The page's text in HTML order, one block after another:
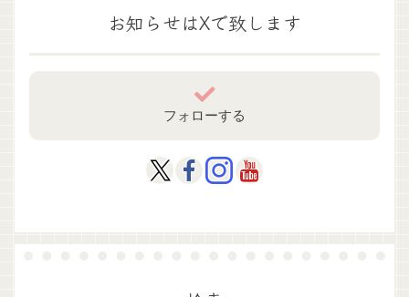
お知らせはXで致します
フォローする